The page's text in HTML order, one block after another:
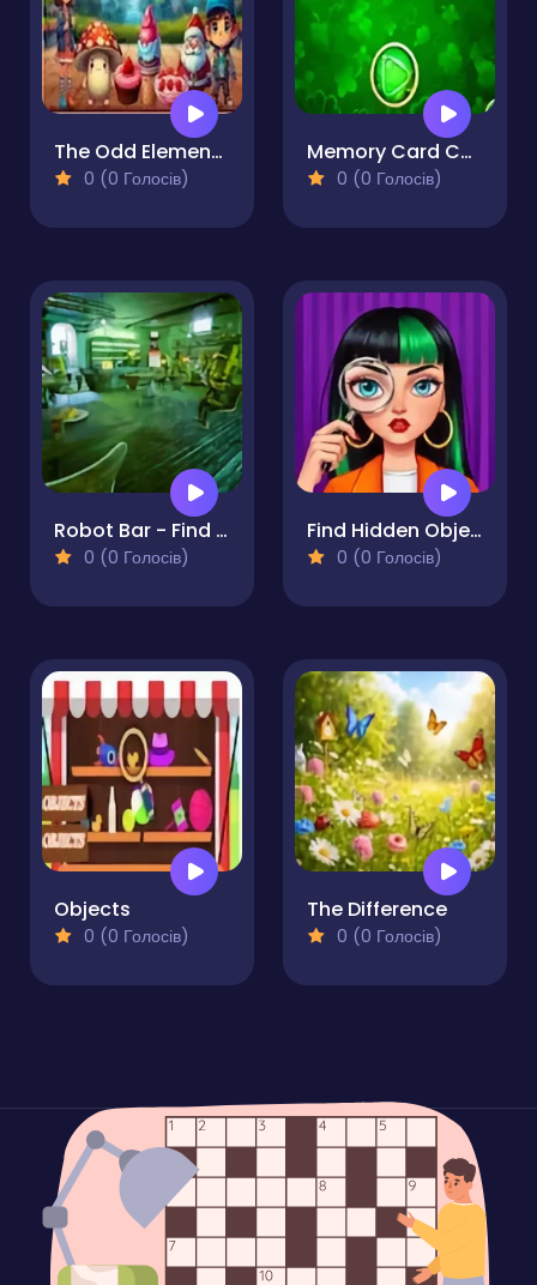
The Odd Element Game
0 (0 Голосів)
Memory Card Challenge
0 (0 Голосів)
Robot Bar - Find the differences
0 (0 Голосів)
Find Hidden Objects
0 (0 Голосів)
Objects
0 (0 Голосів)
The Difference
0 (0 Голосів)